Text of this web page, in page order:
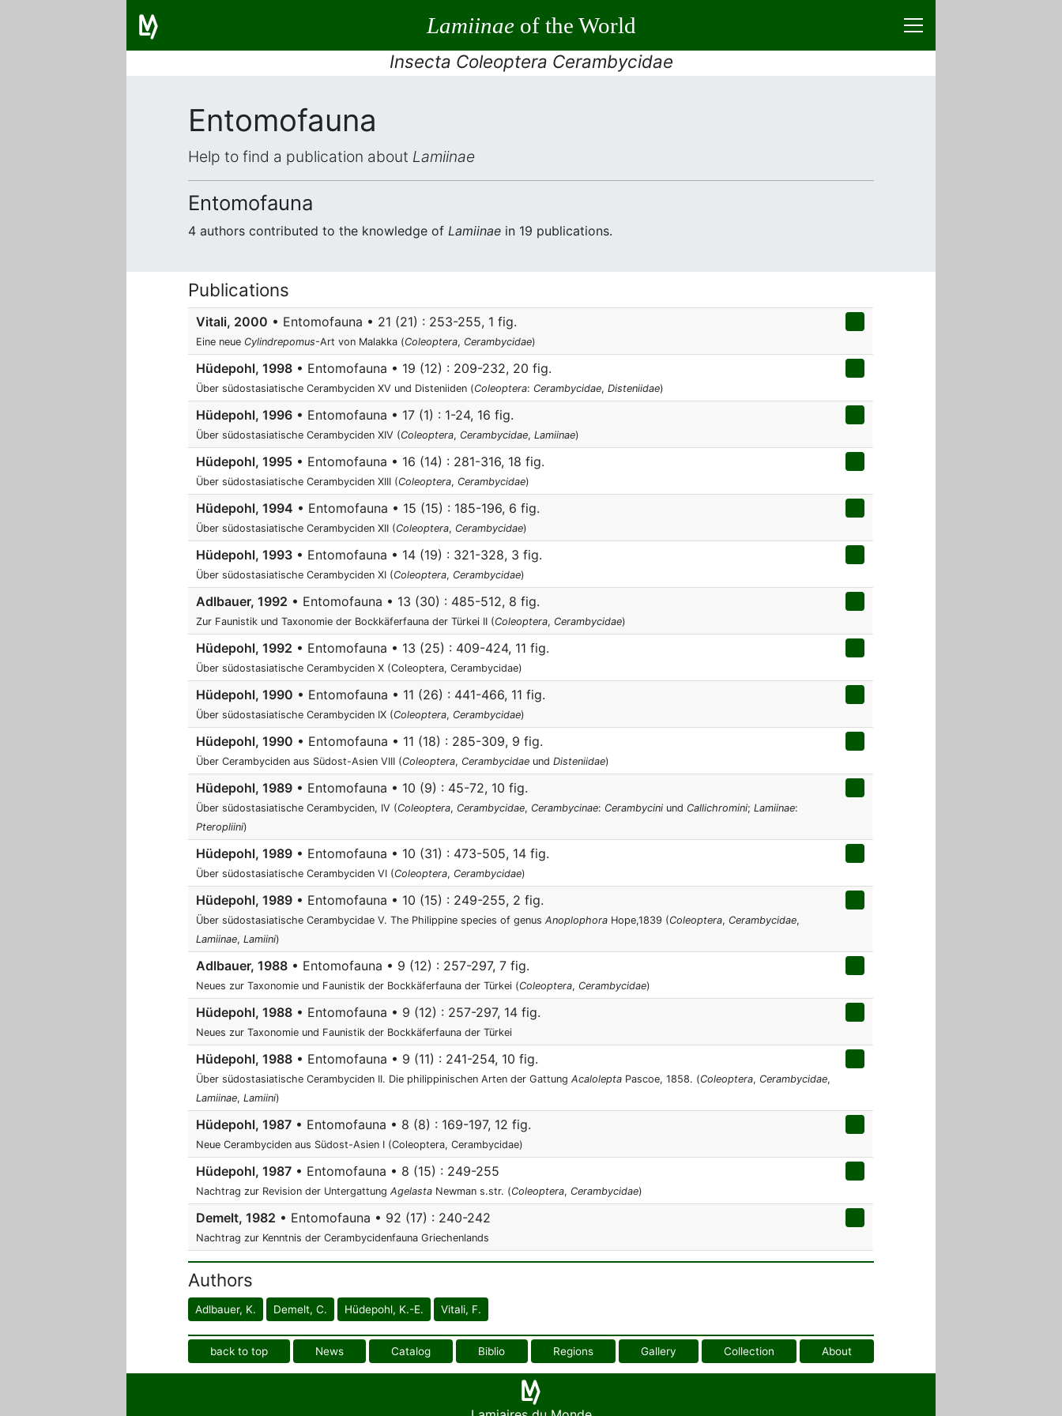
Lamiinaeof the World
Insecta Coleoptera Cerambycidae
Entomofauna
Help to find a publication about Lamiinae
Entomofauna
4 authors contributed to the knowledge of Lamiinae in 19 publications.
Publications
Vitali, 2000 • Entomofauna • 21 (21) : 253-255, 1 fig.
Eine neue Cylindrepomus-Art von Malakka (Coleoptera, Cerambycidae)
Hüdepohl, 1998 • Entomofauna • 19 (12) : 209-232, 20 fig.
Über südostasiatische Cerambyciden XV und Disteniiden (Coleoptera: Cerambycidae, Disteniidae)
Hüdepohl, 1996 • Entomofauna • 17 (1) : 1-24, 16 fig.
Über südostasiatische Cerambyciden XIV (Coleoptera, Cerambycidae, Lamiinae)
Hüdepohl, 1995 • Entomofauna • 16 (14) : 281-316, 18 fig.
Über südostasiatische Cerambyciden XIII (Coleoptera, Cerambycidae)
Hüdepohl, 1994 • Entomofauna • 15 (15) : 185-196, 6 fig.
Über südostasiatische Cerambyciden XII (Coleoptera, Cerambycidae)
Hüdepohl, 1993 • Entomofauna • 14 (19) : 321-328, 3 fig.
Über südostasiatische Cerambyciden XI (Coleoptera, Cerambycidae)
Adlbauer, 1992 • Entomofauna • 13 (30) : 485-512, 8 fig.
Zur Faunistik und Taxonomie der Bockkäferfauna der Türkei II (Coleoptera, Cerambycidae)
Hüdepohl, 1992 • Entomofauna • 13 (25) : 409-424, 11 fig.
Über südostasiatische Cerambyciden X (Coleoptera, Cerambycidae)
Hüdepohl, 1990 • Entomofauna • 11 (26) : 441-466, 11 fig.
Über südostasiatische Cerambyciden IX (Coleoptera, Cerambycidae)
Hüdepohl, 1990 • Entomofauna • 11 (18) : 285-309, 9 fig.
Über Cerambyciden aus Südost-Asien VIII (Coleoptera, Cerambycidae und Disteniidae)
Hüdepohl, 1989 • Entomofauna • 10 (9) : 45-72, 10 fig.
Über südostasiatische Cerambyciden, IV (Coleoptera, Cerambycidae, Cerambycinae: Cerambycini und Callichromini; Lamiinae:
Pteropliini)
Hüdepohl, 1989 • Entomofauna • 10 (31) : 473-505, 14 fig.
Über südostasiatische Cerambyciden VI (Coleoptera, Cerambycidae)
Hüdepohl, 1989 • Entomofauna • 10 (15) : 249-255, 2 fig.
Über südostasiatische Cerambycidae V. The Philippine species of genus Anoplophora Hope,1839 (Coleoptera, Cerambycidae,
Lamiinae, Lamiini)
Adlbauer, 1988 • Entomofauna • 9 (12) : 257-297, 7 fig.
Neues zur Taxonomie und Faunistik der Bockkäferfauna der Türkei (Coleoptera, Cerambycidae)
Hüdepohl, 1988 • Entomofauna • 9 (12) : 257-297, 14 fig.
Neues zur Taxonomie und Faunistik der Bockkäferfauna der Türkei
Hüdepohl, 1988 • Entomofauna • 9 (11) : 241-254, 10 fig.
Über südostasiatische Cerambyciden II. Die philippinischen Arten der Gattung Acalolepta Pascoe, 1858. (Coleoptera, Cerambycidae,
Lamiinae, Lamiini)
Hüdepohl, 1987 • Entomofauna • 8 (8) : 169-197, 12 fig.
Neue Cerambyciden aus Südost-Asien I (Coleoptera, Cerambycidae)
Hüdepohl, 1987 • Entomofauna • 8 (15) : 249-255
Nachtrag zur Revision der Untergattung Agelasta Newman s.str. (Coleoptera, Cerambycidae)
Demelt, 1982 • Entomofauna • 92 (17) : 240-242
Nachtrag zur Kenntnis der Cerambycidenfauna Griechenlands
Authors
Adlbauer, K. Demelt, C. Hüdepohl, K.-E. Vitali, F.
back to top News Catalog Biblio Regions Gallery Collection About